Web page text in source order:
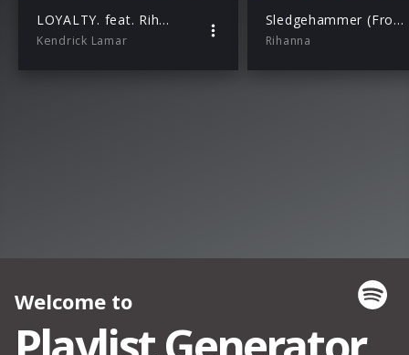
LOYALTY. feat. Rihanna
Kendrick Lamar
Sledgehammer (From The Motion Picture “Star Trek Beyond”)
Rihanna